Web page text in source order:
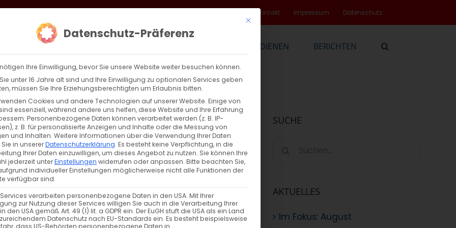
Kontakt Impressum Datenschutz
DIENEN BERICHTEN
Zurück Vor
SUCHE
AKTUELLES
Im Fokus: August
Mit diesem Button wird der Dialog geschlossen. Seine
Datenschutz-Präferenz
Ihre Einwilligung, bevor Sie unsere Website weiter besuchen können.
unter 16 Jahre alt sind und Ihre Einwilligung zu optionalen Services geben
müssen Sie Ihre Erziehungsberechtigten um Erlaubnis bitten.
Cookies und andere Technologien auf unserer Website. Einige von
essenziell, während andere uns helfen, diese Website und Ihre Erfahrung
Personenbezogene Daten können verarbeitet werden (z. B. IP-
z. B. für personalisierte Anzeigen und Inhalte oder die Messung von
und Inhalten. Weitere Informationen über die Verwendung Ihrer Daten
in unsererDatenschutzerklärung. Es besteht keine Verpflichtung, in die
Ihrer Daten einzuwilligen, um dieses Angebot zu nutzen. Sie können Ihre
jederzeit unterEinstellungen widerrufen oder anpassen. Bitte beachten Sie,
individueller Einstellungen möglicherweise nicht alle Funktionen der
verfügbar sind.
verarbeiten personenbezogene Daten in den USA. Mit Ihrer
zur Nutzung dieser Services willigen Sie auch in die Verarbeitung Ihrer
den USA gemäß Art. 49 (1) lit. a GDPR ein. Der EuGH stuft die USA als ein Land
Datenschutz nach EU-Standards ein. Es besteht beispielsweise
dass US-Behörden personenbezogene Daten in